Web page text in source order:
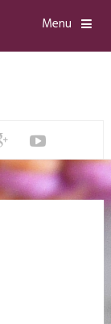
Menu